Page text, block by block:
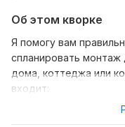
Об этом кворке
Я помогу вам
спланировать монтаж
дома, коттеджа или
входит:
Выбор